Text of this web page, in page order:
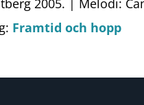
2005. | Melodi:
Framtid och hopp